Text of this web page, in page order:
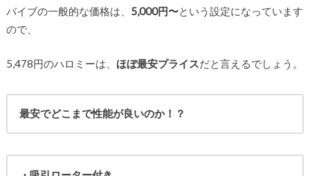
バイブの一般的な価格は、 5,000円〜という設定になっています
ので、
5,478円のハロミーは、 ほぼ最安プライスだと言えるでしょう。
最安でどこまで性能が良いのか！？